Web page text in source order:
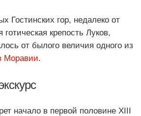
Гостинских гор, недалеко от
крепость Луков,
от былого величия одного из
Моравии.
начало в первой половине XIII